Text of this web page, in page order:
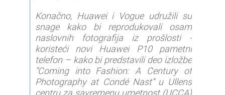
Konačno, Huawei i Vogue udružili su
snage kako bi reprodukovali osam
naslovnih fotografija iz prošlosti -
koristeći novi Huawei P10 pametni
telefon – kako bi predstavili deo izložbe
“Coming into Fashion: A Century of
Photography at Condé Nast” u Ullens
centru za savremenu umetnost (UCCA)